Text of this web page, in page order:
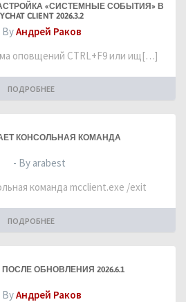
«СИСТЕМНЫЕ СОБЫТИЯ» В
CLIENT 2026.3.2
ByАндрей Раков
оповщений CTRL+F9 или ищ[…]
ПОДРОБНЕЕ
КОНСОЛЬНАЯ КОМАНДА
- By arabest
команда mcclient.exe /exit
ПОДРОБНЕЕ
ОБНОВЛЕНИЯ 2026.6.1
ByАндрей Раков